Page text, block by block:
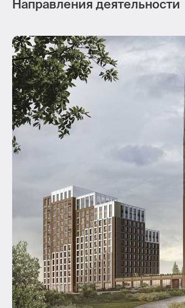
Направления деятельности